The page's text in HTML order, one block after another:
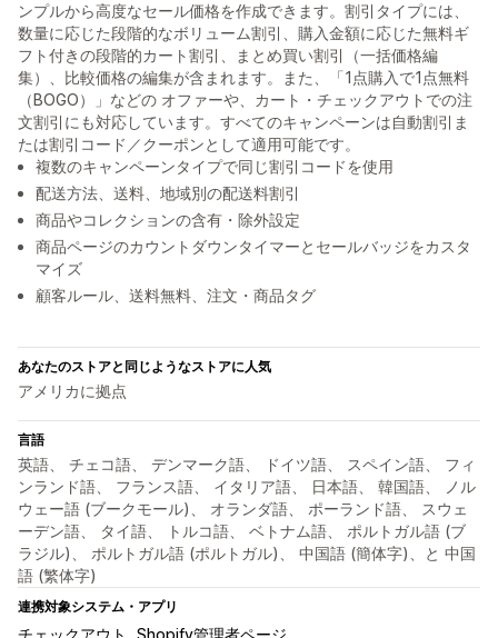
ンプルから高度なセール価格を作成できます。割引タイプには、
数量に応じた段階的なボリューム割引、購入金額に応じた無料ギ
フト付きの段階的カート割引、まとめ買い割引（一括価格編
集）、比較価格の編集が含まれます。また、「1点購入で1点無料
（BOGO）」などの オファーや、カート・チェックアウトでの注
文割引にも対応しています。すべてのキャンペーンは自動割引ま
たは割引コード／クーポンとして適用可能です。
複数のキャンペーンタイプで同じ割引コードを使用
配送方法、送料、地域別の配送料割引
商品やコレクションの含有・除外設定
商品ページのカウントダウンタイマーとセールバッジをカスタ
マイズ
顧客ルール、送料無料、注文・商品タグ
あなたのストアと同じようなストアに人気
アメリカに拠点
言語
英語、 チェコ語、 デンマーク語、 ドイツ語、 スペイン語、 フィ
ンランド語、 フランス語、 イタリア語、 日本語、 韓国語、 ノル
ウェー語 (ブークモール)、 オランダ語、 ポーランド語、 スウェ
ーデン語、 タイ語、 トルコ語、 ベトナム語、 ポルトガル語 (ブ
ラジル)、 ポルトガル語 (ポルトガル)、 中国語 (簡体字)、と 中国
語 (繁体字)
連携対象システム・アプリ